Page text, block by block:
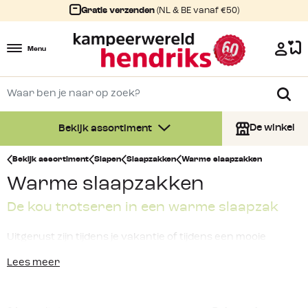
Gratis verzenden (NL & BE vanaf €50)
Menu
Bekijk assortiment De winkel
Bekijk assortiment Slapen Slaapzakken Warme slaapzakken
Warme slaapzakken
De kou trotseren in een warme slaapzak
Uitgerust zijn tijdens je vakantie of tijdens een mooie
Lees meer